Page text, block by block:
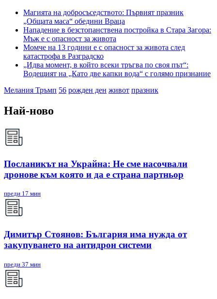
Магията на добросъседството: Първият празник
„Общата маса“ обедини Враца
Нападение в безстопанствена постройка в Стара Загора:
Мъж е с опасност за живота
Момче на 13 години е с опасност за живота след
катастрофа в Разградско
„Идва момент, в който всеки тръгва по своя път“:
Водещият на „Като две капки вода“ с голямо признание
Мелания Тръмп 56 рожден ден живот празник
Най-ново
Посланикът на Украйна: Не сме насочвали
дронове към която и да е страна партньор
преди 17 мин
Димитър Стоянов: България има нужда от
закупуването на антидрон системи
преди 37 мин